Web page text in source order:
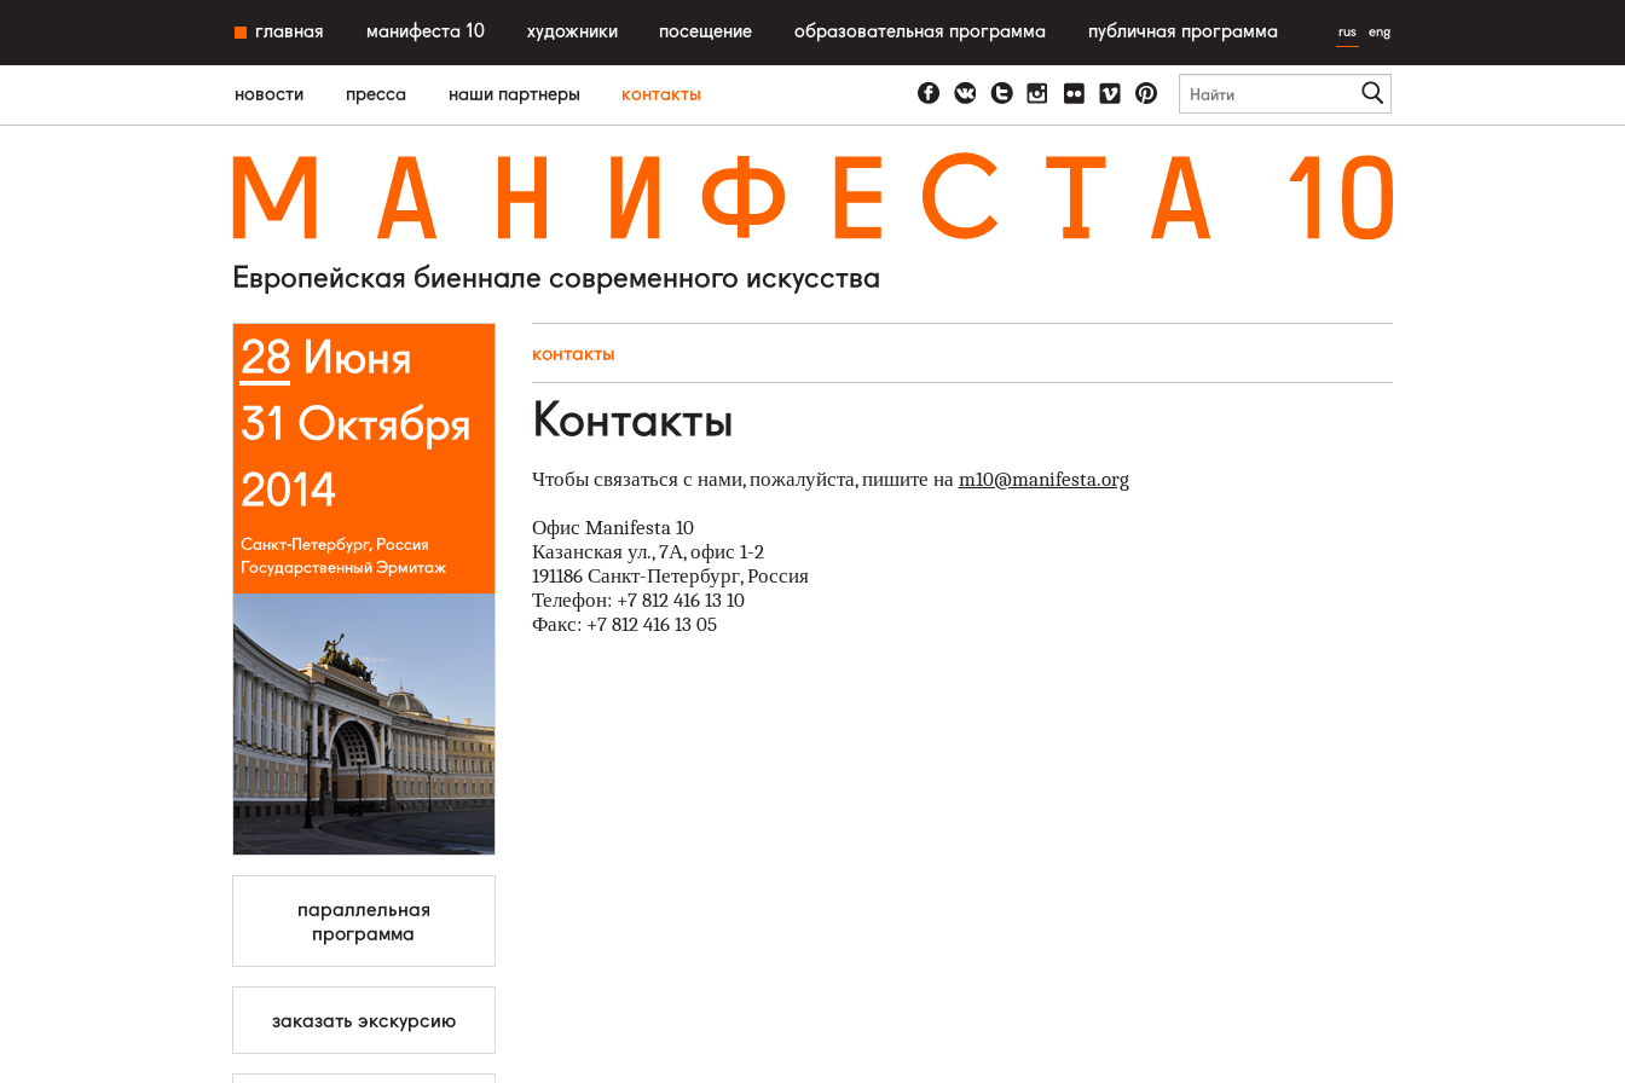
главная манифеста 10 художники посещение образовательная программа публичная программа rus eng
новости пресса наши партнеры контакты
Европейская биеннале современного искусства
28 Июня
31 Октября
2014
Санкт-Петербург, Россия
Государственный Эрмитаж
параллельная
программа
заказать экскурсию
контакты
Контакты
Чтобы связаться с нами, пожалуйста, пишите на m10@manifesta.org
Офис Manifesta 10
Казанская ул., 7А, офис 1-2
191186 Санкт-Петербург, Россия
Телефон: +7 812 416 13 10
Факс: +7 812 416 13 05